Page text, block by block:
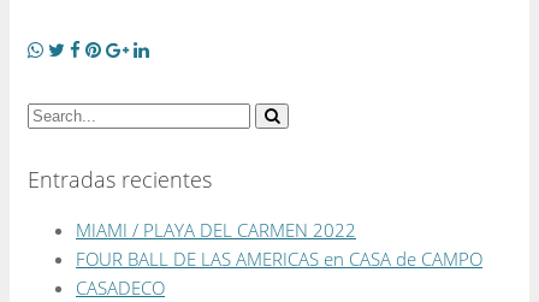
Entradas recientes
MIAMI / PLAYA DEL CARMEN 2022
FOUR BALL DE LAS AMERICAS en CASA de CAMPO
CASADECO